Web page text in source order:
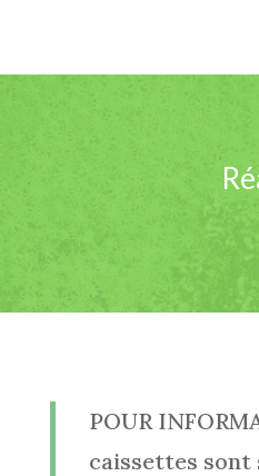
POUR
caissettes sont